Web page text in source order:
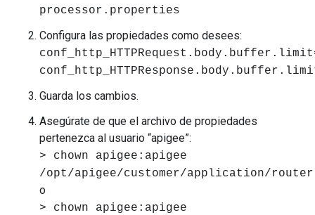
processor.properties
Configura las propiedades como desees:
Guarda los cambios.
Asegúrate de que el archivo de propiedades
pertenezca al usuario “apigee”:
> chown apigee:apigee
/opt/apigee/customer/application/
o
> chown apigee:apigee